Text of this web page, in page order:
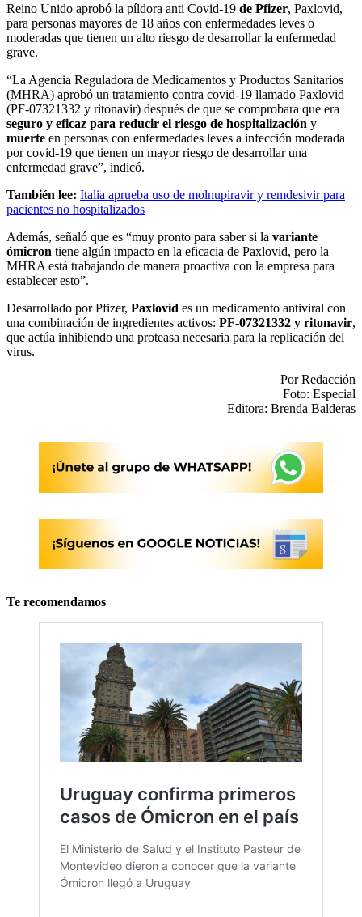
Reino Unido aprobó la píldora anti Covid-19 de Pfizer, Paxlovid,
para personas mayores de 18 años con enfermedades leves o
moderadas que tienen un alto riesgo de desarrollar la enfermedad
grave.
“La Agencia Reguladora de Medicamentos y Productos Sanitarios
(MHRA) aprobó un tratamiento contra covid-19 llamado Paxlovid
(PF-07321332 y ritonavir) después de que se comprobara que era
seguro y eficaz para reducir el riesgo de hospitalización y
muerte en personas con enfermedades leves a infección moderada
por covid-19 que tienen un mayor riesgo de desarrollar una
enfermedad grave”, indicó.
También lee: Italia aprueba uso de molnupiravir y remdesivir para
pacientes no hospitalizados
Además, señaló que es “muy pronto para saber si la variante
ómicron tiene algún impacto en la eficacia de Paxlovid, pero la
MHRA está trabajando de manera proactiva con la empresa para
establecer esto”.
Desarrollado por Pfizer, Paxlovid es un medicamento antiviral con
una combinación de ingredientes activos: PF-07321332 y ritonavir,
que actúa inhibiendo una proteasa necesaria para la replicación del
virus.
Por Redacción
Foto: Especial
Editora: Brenda Balderas
Te recomendamos